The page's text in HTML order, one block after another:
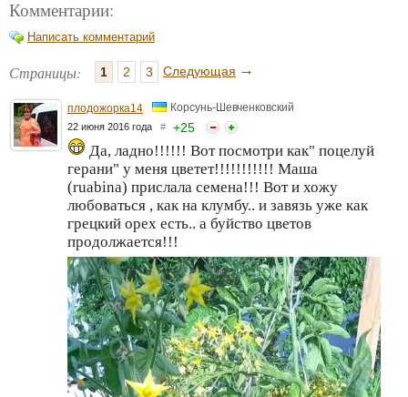
Комментарии:
Написать комментарий
Страницы: 1 2 3 Следующая →
плодожорка14 Корсунь-Шевченковский
22 июня 2016 года # +25
Да, ладно!!!!!! Вот посмотри как" поцелуй
герани" у меня цветет!!!!!!!!!!! Маша
(ruabina) прислала семена!!! Вот и хожу
любоваться , как на клумбу.. и завязь уже как
грецкий орех есть.. а буйство цветов
продолжается!!!